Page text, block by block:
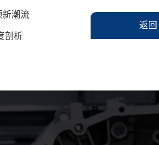
潮流
剖析
返回